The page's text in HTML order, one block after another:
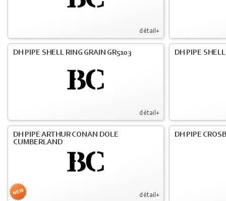
détail+
détail+
DH PIPE SHELL RING GRAIN GR5103 DH PIPE
détail+
DH PIPE ARTHUR CONAN DOLE
CUMBERLAND
DH PIPE